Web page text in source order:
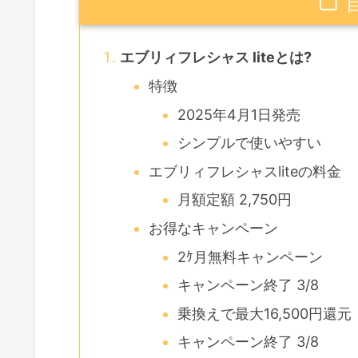
エブリィフレシャス liteとは?
特徴
2025年4月1日発売
シンプルで使いやすい
エブリィフレシャスliteの料金
月額定額 2,750円
お得なキャンペーン
2ｹ月無料キャンペーン
キャンペーン終了 3/8
乗換えで最大16,500円還元
キャンペーン終了 3/8